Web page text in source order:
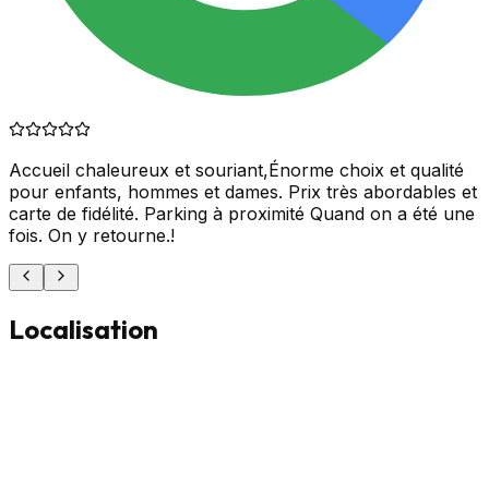
Accueil chaleureux et souriant,Énorme choix et qualité
pour enfants, hommes et dames. Prix très abordables et
carte de fidélité. Parking à proximité Quand on a été une
fois. On y retourne.!
Localisation